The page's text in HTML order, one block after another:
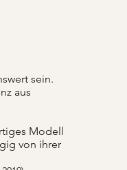
sein.
aus
Modell
von ihrer